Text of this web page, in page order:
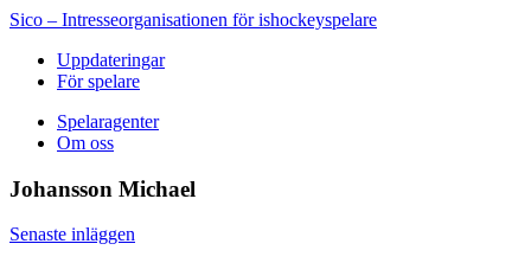
Sico – Intresseorganisationen för ishockeyspelare
Uppdateringar
För spelare
Spelaragenter
Om oss
Johansson Michael
Senaste inläggen